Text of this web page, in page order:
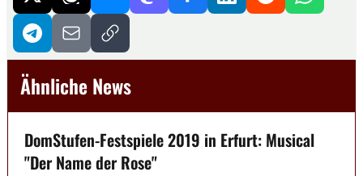
Ähnliche News
DomStufen-Festspiele 2019 in Erfurt: Musical
"Der Name der Rose"